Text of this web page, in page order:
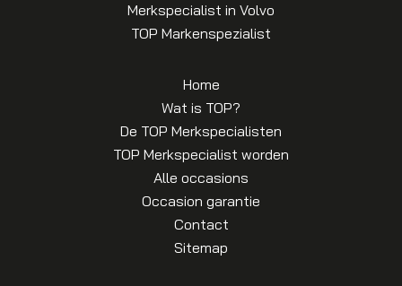
Merkspecialist in Volvo
TOP Markenspezialist
Home
Wat is TOP?
De TOP Merkspecialisten
TOP Merkspecialist worden
Alle occasions
Occasion garantie
Contact
Sitemap